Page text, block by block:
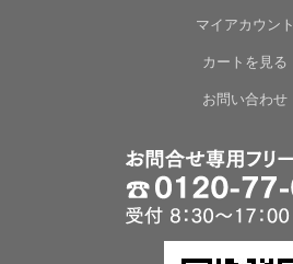
マイアカウント
カートを見る
お問い合わせ